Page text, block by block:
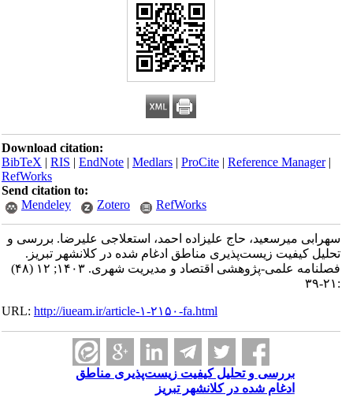
Download citation:
BibTeX|RIS|EndNote|Medlars|ProCite|Reference Manager
RefWorks
Send citation to:
Mendeley
Zotero RefWorks
سهرابی میرسعید، حاج علیزاده احمد، استعلاجی علیرضا. بررسی و
تحلیل کیفیت زیست‌پذیری مناطق ادغام شده در کلانشهر تبریز.
فصلنامه علمی-پژوهشی اقتصاد و مدیریت شهری. ۱۴۰۳; ۱۲ (۴۸)
URL:http://iueam.ir/article-۱-۲۱۵۰-fa.html
بررسی و تحلیل کیفیت زیست‌پذیری مناطق
ادغام شده در کلانشهر تبریز